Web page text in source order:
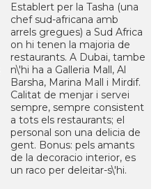
Establert per la Tasha (una
chef sud-africana amb
arrels gregues) a Sud Africa
on hi tenen la majoria de
restaurants. A Dubai, tambe
n\'hi ha a Galleria Mall, Al
Barsha, Marina Mall i Mirdif.
Calitat de menjar i servei
sempre, sempre consistent
a tots els restaurants; el
personal son una delicia de
gent. Bonus: pels amants
de la decoracio interior, es
un raco per deleitar-s\'hi.